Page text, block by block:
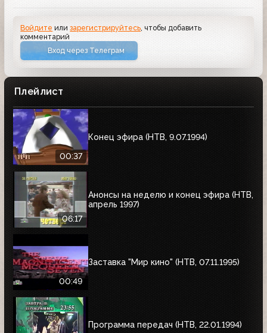
Войдите илизарегистрируйтесь, чтобы добавить
комментарий
Вход через Телеграм
Плейлист
00:37
Конец эфира (HTB, 9.07.1994)
06:17
Анонсы на неделю и конец эфира (НТВ,
апрель 1997)
00:49
Заставка "Мир кино" (НТВ, 07.11.1995)
Программа передач (НТВ, 22.01.1994)